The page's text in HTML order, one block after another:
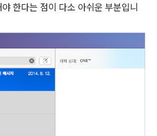
한다는 점이 다소 아쉬운 부분입니